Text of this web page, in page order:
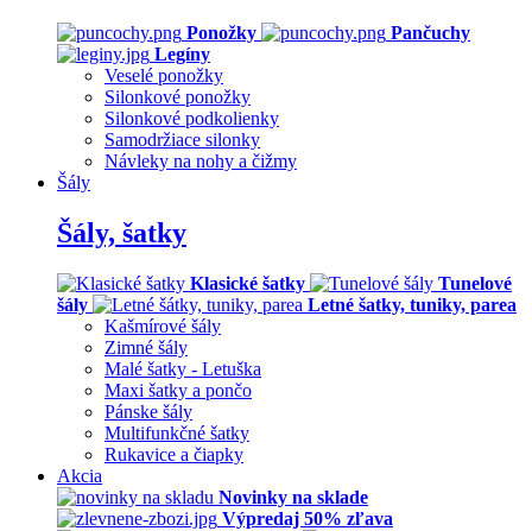
Ponožky
Pančuchy
Legíny
Veselé ponožky
Silonkové ponožky
Silonkové podkolienky
Samodržiace silonky
Návleky na nohy a čižmy
Šály
Šály, šatky
Klasické šatky
Tunelové
šály
Letné šatky, tuniky, parea
Kašmírové šály
Zimné šály
Malé šatky - Letuška
Maxi šatky a pončo
Pánske šály
Multifunkčné šatky
Rukavice a čiapky
Akcia
Novinky na sklade
Výpredaj 50% zľava